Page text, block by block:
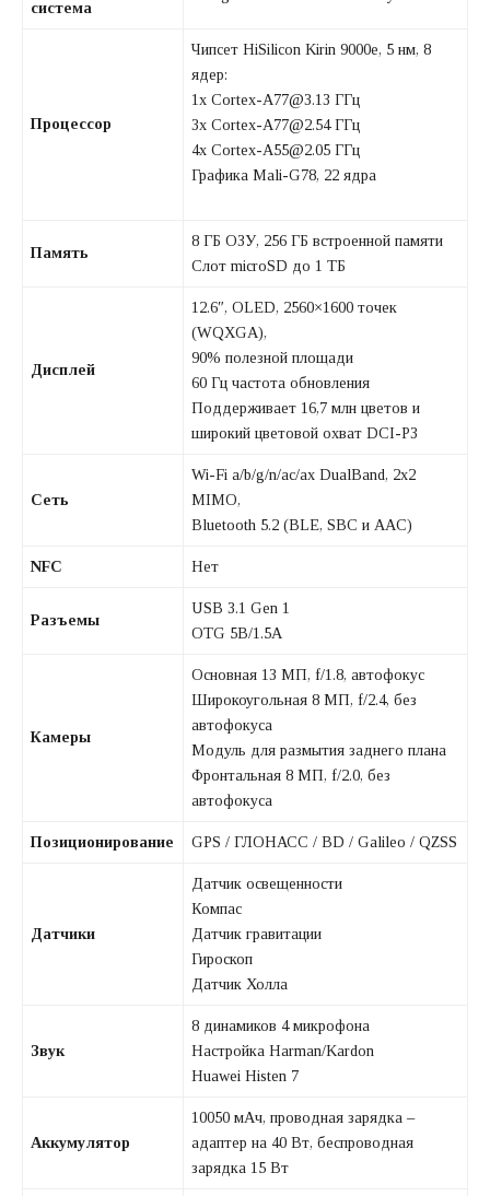
система
Процессор
Чипсет HiSilicon Kirin 9000e, 5 нм, 8
ядер:
1x Cortex-A77@3.13 ГГц
3x Cortex-A77@2.54 ГГц
4x Cortex-A55@2.05 ГГц
Графика Mali-G78, 22 ядра
Память
8 ГБ ОЗУ, 256 ГБ встроенной памяти
Слот microSD до 1 ТБ
Дисплей
12.6″, OLED, 2560×1600 точек
(WQXGA),
90% полезной площади
60 Гц частота обновления
Поддерживает 16,7 млн цветов и
широкий цветовой охват DCI-P3
Сеть
Wi-Fi a/b/g/n/ac/ax DualBand, 2х2
MIMO,
Bluetooth 5.2 (BLE, SBC и AAC)
NFC Нет
Разъемы
USB 3.1 Gen 1
OTG 5В/1.5A
Камеры
Основная 13 МП, f/1.8, автофокус
Широкоугольная 8 МП, f/2.4, без
автофокуса
Модуль для размытия заднего плана
Фронтальная 8 МП, f/2.0, без
автофокуса
Позиционирование GPS / ГЛОНАСС / BD / Galileo / QZSS
Датчики
Датчик освещенности
Компас
Датчик гравитации
Гироскоп
Датчик Холла
Звук
8 динамиков 4 микрофона
Настройка Harman/Kardon
Huawei Histen 7
Аккумулятор
10050 мАч, проводная зарядка –
адаптер на 40 Вт, беспроводная
зарядка 15 Вт